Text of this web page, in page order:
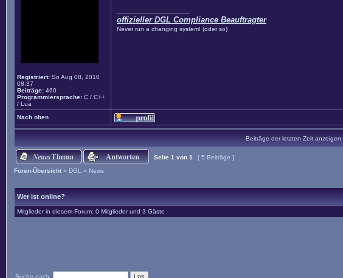
Registriert: So Aug 08, 2010
08:37
Beiträge: 460
Programmiersprache: C / C++
/ Lua
offizieller DGL Compliance Beauftragter
Never run a changing system! (oder so)
Nach oben
Beiträge der letzten Zeit anzeigen:
Seite 1 von 1
[ 5 Beiträge ]
Foren-Übersicht » DGL » News
Wer ist online?
Mitglieder in diesem Forum: 0 Mitglieder und 3 Gäste
Suche nach: